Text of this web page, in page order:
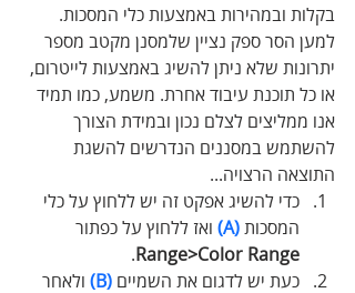
בקלות ובמהירות באמצעות כלי המסכות.
למען הסר ספק נציין שלמסנן מקטב מספר
יתרונות שלא ניתן להשיג באמצעות לייטרום,
או כל תוכנת עיבוד אחרת. משמע, כמו תמיד
אנו ממליצים לצלם נכון ובמידת הצורך
להשתמש במסננים הנדרשים להשגת
התוצאה הרצויה...
כדי להשיג אפקט זה יש ללחוץ על כלי
המסכות (A)
ואז ללחוץ על כפתור
Range>Color Range
.
כעת יש לדגום את השמיים (B)
ולאחר